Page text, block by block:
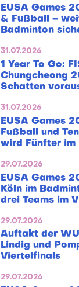
EUSA Games
& Fußball –
Badminton
31.07.2026
1 Year To Go:
Chungcheong
Schatten
31.07.2026
EUSA Games
Fußball und
wird Fünfter im
29.07.2026
EUSA Games
Köln im
drei Teams im
29.07.2026
Auftakt der
Lindig und
Viertelfinals
29.07.2026